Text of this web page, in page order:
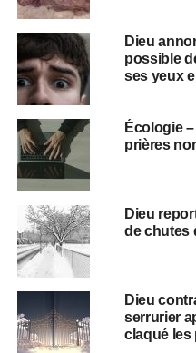
Dieu
possible
ses yeux
Écologie
prières
Dieu
de chutes
Dieu
serrurier
claqué les